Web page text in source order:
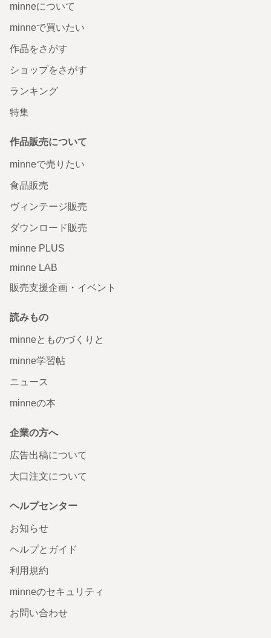
minneについて
minneで買いたい
作品をさがす
ショップをさがす
ランキング
特集
作品販売について
minneで売りたい
食品販売
ヴィンテージ販売
ダウンロード販売
minne PLUS
minne LAB
販売支援企画・イベント
読みもの
minneとものづくりと
minne学習帖
ニュース
minneの本
企業の方へ
広告出稿について
大口注文について
ヘルプセンター
お知らせ
ヘルプとガイド
利用規約
minneのセキュリティ
お問い合わせ